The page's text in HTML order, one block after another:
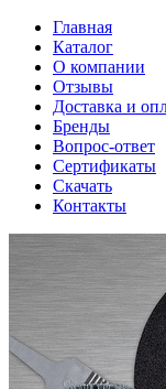
Главная
Каталог
О компании
Отзывы
Доставка и
Бренды
Вопрос-ответ
Сертификаты
Скачать
Контакты